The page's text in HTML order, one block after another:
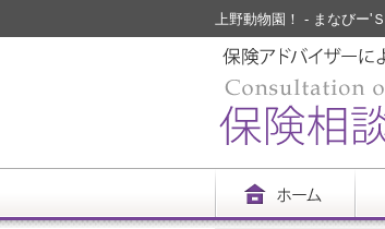
上野動物園！ - まなびー'